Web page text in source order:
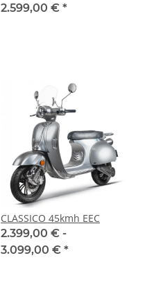
2.599,00 € *
CLASSICO 45kmh EEC
2.399,00 € -
3.099,00 € *